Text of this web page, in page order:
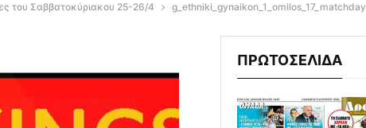
του Σαββατοκύριακου 25-26/4 g_ethniki_gynaikon_1_omilos_17_matchday
ΠΡΩΤΟΣΕΛΙΔΑ